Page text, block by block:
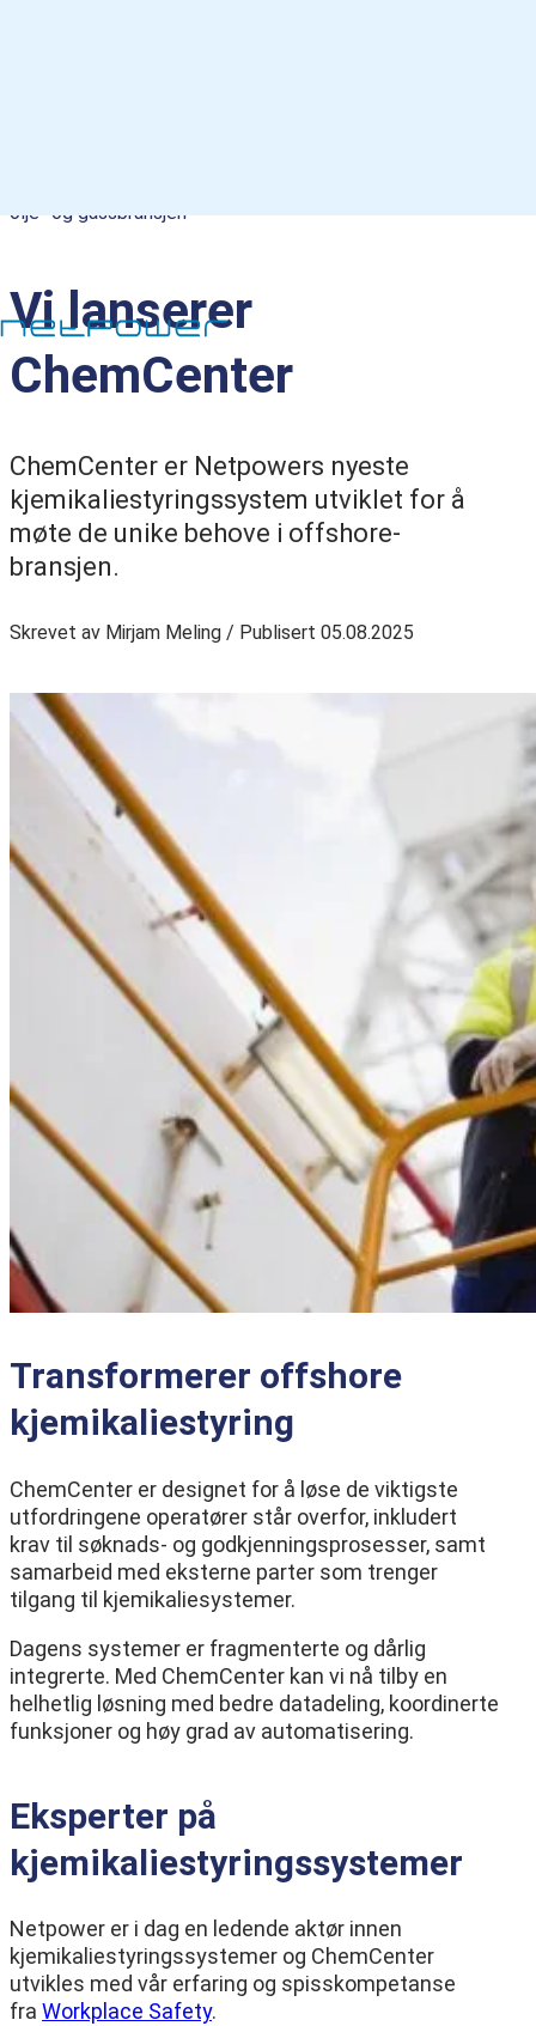
olje- og gassbransjen
Vi lanserer
ChemCenter
ChemCenter er Netpowers nyeste
kjemikaliestyringssystem utviklet for å
møte de unike behove i offshore-
bransjen.
Skrevet av Mirjam Meling / Publisert 05.08.2025
Transformerer offshore
kjemikaliestyring
ChemCenter er designet for å løse de viktigste
utfordringene operatører står overfor, inkludert
krav til søknads- og godkjenningsprosesser, samt
samarbeid med eksterne parter som trenger
tilgang til kjemikaliesystemer.
Dagens systemer er fragmenterte og dårlig
integrerte. Med ChemCenter kan vi nå tilby en
helhetlig løsning med bedre datadeling, koordinerte
funksjoner og høy grad av automatisering.
Eksperter på
kjemikaliestyringssystemer
Netpower er i dag en ledende aktør innen
kjemikaliestyringssystemer og ChemCenter
utvikles med vår erfaring og spisskompetanse
fra Workplace Safety.